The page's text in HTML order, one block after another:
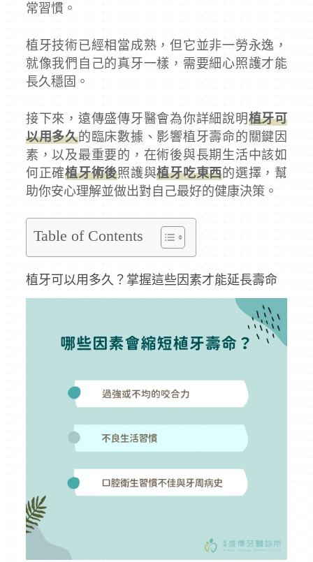
常習慣。
植牙技術已經相當成熟，但它並非一勞永逸，
就像我們自己的真牙一樣，需要細心照護才能
長久穩固。
接下來，遠傳盛傳牙醫會為你詳細說明植牙可
以用多久的臨床數據、影響植牙壽命的關鍵因
素，以及最重要的，在術後與長期生活中該如
何正確植牙術後照護與植牙吃東西的選擇，幫
助你安心理解並做出對自己最好的健康決策。
Table of Contents
植牙可以用多久？掌握這些因素才能延長壽命